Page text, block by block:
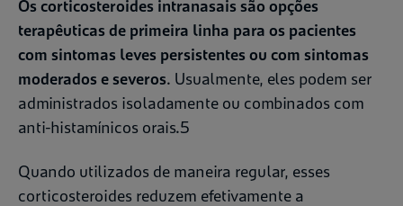
Os corticosteroides intranasais são opções
terapêuticas de primeira linha para os pacientes
com sintomas leves persistentes ou com sintomas
moderados e severos. Usualmente, eles podem ser
administrados isoladamente ou combinados com
anti-histamínicos orais.5
Quando utilizados de maneira regular, esses
corticosteroides reduzem efetivamente a